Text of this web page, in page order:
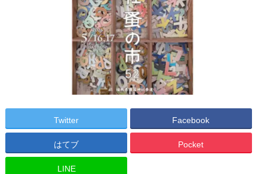
Twitter Facebook
はてブ Pocket
LINE